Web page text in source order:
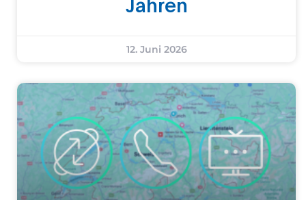
Jahren
12. Juni 2026